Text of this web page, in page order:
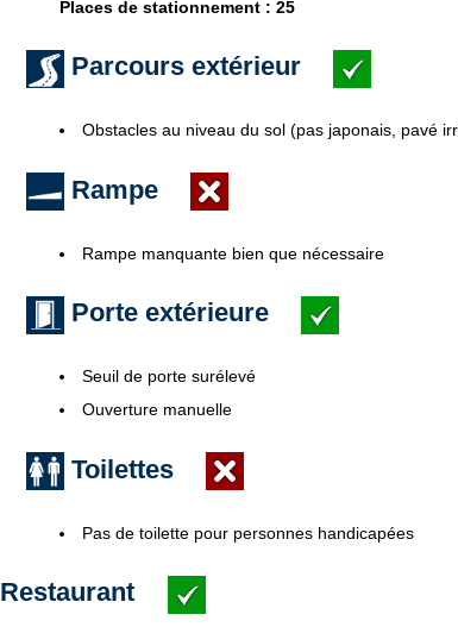
Places de stationnement : 25
Parcours extérieur
Obstacles au niveau du sol (pas japonais, pavé
Rampe
Rampe manquante bien que nécessaire
Porte extérieure
Seuil de porte surélevé
Ouverture manuelle
Toilettes
Pas de toilette pour personnes handicapées
Restaurant